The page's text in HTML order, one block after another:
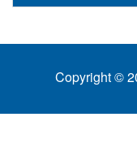
Copyright ©